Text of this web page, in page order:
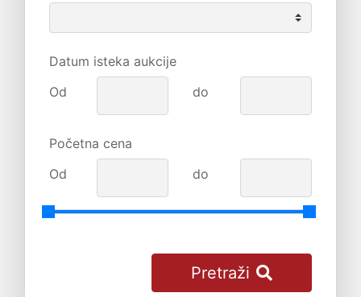
Datum isteka aukcije
Od
do
Početna cena
Od
do
Pretraži